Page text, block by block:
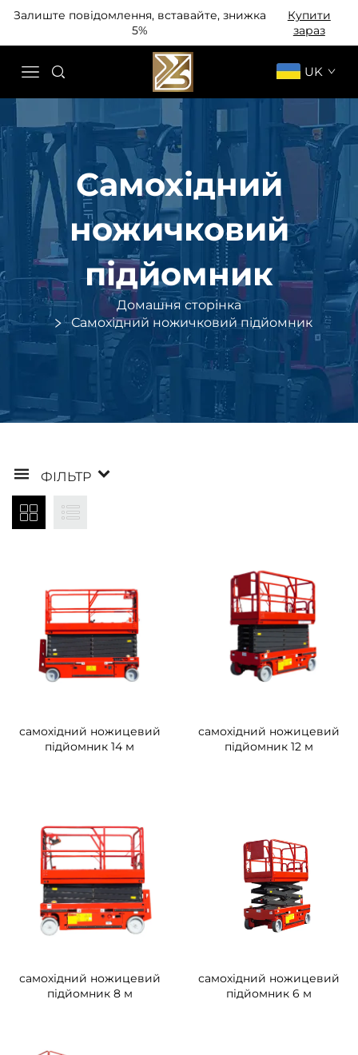
Залиште повідомлення, вставайте, знижка
5%
Купити
зараз
UK
Самохідний
ножичковий
підйомник
Домашня сторінка
Самохідний ножичковий підйомник
ФІЛЬТР
самохідний ножицевий
підйомник 14 м
самохідний ножицевий
підйомник 12 м
самохідний ножицевий
підйомник 8 м
самохідний ножицевий
підйомник 6 м